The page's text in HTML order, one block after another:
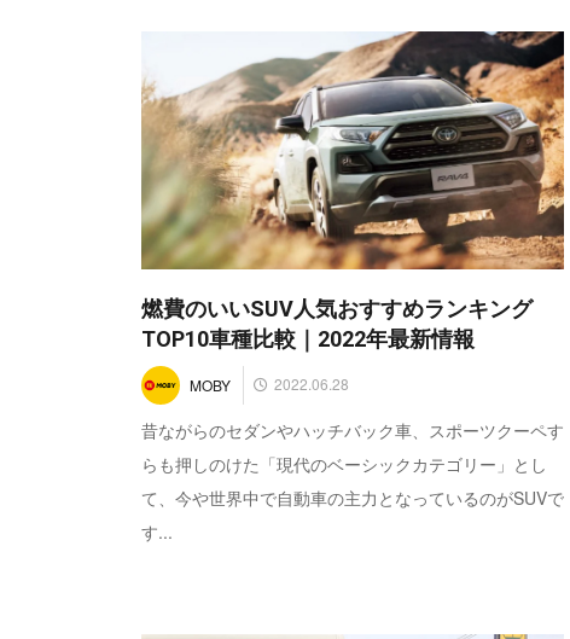
燃費のいいSUV人気おすすめランキング
TOP10車種比較｜2022年最新情報
MOBY 2022.06.28
昔ながらのセダンやハッチバック車、スポーツクーペす
らも押しのけた「現代のベーシックカテゴリー」とし
て、今や世界中で自動車の主力となっているのがSUVで
す...